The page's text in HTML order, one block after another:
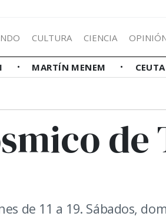
CULTURA CIENCIA
MARTÍN MENEM CEUTA
de
de 11 a 19. Sábados,